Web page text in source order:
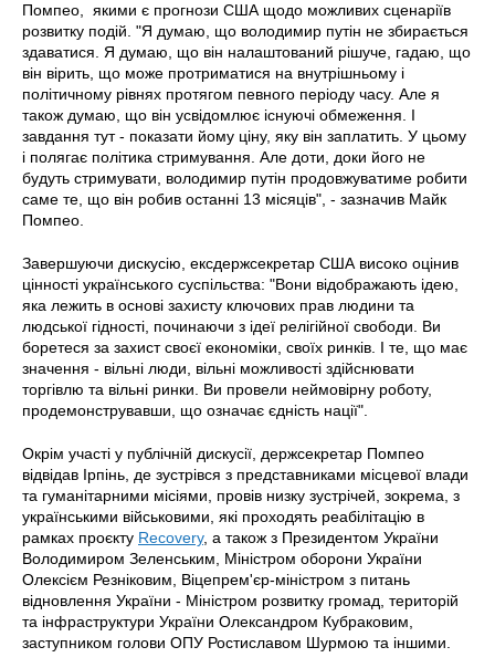
Помпео, якими є прогнози США щодо можливих сценаріїв
розвитку подій. "Я думаю, що володимир путін не збирається
здаватися. Я думаю, що він налаштований рішуче, гадаю, що
він вірить, що може протриматися на внутрішньому і
політичному рівнях протягом певного періоду часу. Але я
також думаю, що він усвідомлює існуючі обмеження. І
завдання тут - показати йому ціну, яку він заплатить. У цьому
і полягає політика стримування. Але доти, доки його не
будуть стримувати, володимир путін продовжуватиме робити
саме те, що він робив останні 13 місяців", - зазначив Майк
Помпео.
Завершуючи дискусію, ексдержсекретар США високо оцінив
цінності українського суспільства: "Вони відображають ідею,
яка лежить в основі захисту ключових прав людини та
людської гідності, починаючи з ідеї релігійної свободи. Ви
боретеся за захист своєї економіки, своїх ринків. І те, що має
значення - вільні люди, вільні можливості здійснювати
торгівлю та вільні ринки. Ви провели неймовірну роботу,
продемонструвавши, що означає єдність нації".
Окрім участі у публічній дискусії, держсекретар Помпео
відвідав Ірпінь, де зустрівся з представниками місцевої влади
та гуманітарними місіями, провів низку зустрічей, зокрема, з
українськими військовими, які проходять реабілітацію в
рамках проєкту Recovery, а також з Президентом України
Володимиром Зеленським, Міністром оборони України
Олексієм Резніковим, Віцепрем'єр-міністром з питань
відновлення України - Міністром розвитку громад, територій
та інфраструктури України Олександром Кубраковим,
заступником голови ОПУ Ростиславом Шурмою та іншими.